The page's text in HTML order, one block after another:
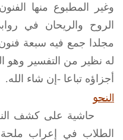
وغير المطبوع منها
الروح والريحان في
مجلدا جمع فيه سبعة
له نظير من التفسير وهو
أجزاؤه تباعا -إن شاء الله.
النحو
حاشية على كشف
الطلاب في إعراب ملحة